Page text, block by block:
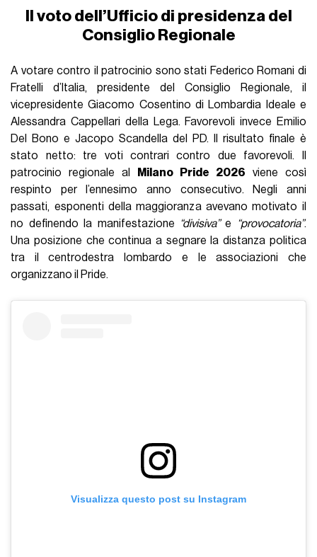
Il voto dell’Ufficio di presidenza del
Consiglio Regionale
A votare contro il patrocinio sono stati Federico Romani di
Fratelli d’Italia, presidente del Consiglio Regionale, il
vicepresidente Giacomo Cosentino di Lombardia Ideale e
Alessandra Cappellari della Lega. Favorevoli invece Emilio
Del Bono e Jacopo Scandella del PD. Il risultato finale è
stato netto: tre voti contrari contro due favorevoli. Il
patrocinio regionale al
Milano Pride 2026 viene così
respinto per l’ennesimo anno consecutivo. Negli anni
passati, esponenti della maggioranza avevano motivato il
no definendo la manifestazione
“divisiva”e “provocatoria”.
Una posizione che continua a segnare la distanza politica
tra il centrodestra lombardo e le associazioni che
organizzano il Pride.
Visualizza questo post su Instagram